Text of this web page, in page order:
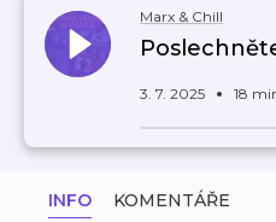
Marx & Chill
3. 7. 2025 18
INFO KOMENTÁŘE